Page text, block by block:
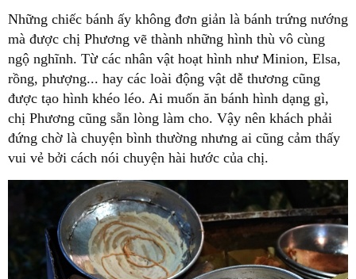
Những chiếc bánh ấy không đơn giản là bánh trứng nướng
mà được chị Phương vẽ thành những hình thù vô cùng
ngộ nghĩnh. Từ các nhân vật hoạt hình như Minion, Elsa,
rồng, phượng... hay các loài động vật dễ thương cũng
được tạo hình khéo léo. Ai muốn ăn bánh hình dạng gì,
chị Phương cũng sẵn lòng làm cho. Vậy nên khách phải
đứng chờ là chuyện bình thường nhưng ai cũng cảm thấy
vui vẻ bởi cách nói chuyện hài hước của chị.